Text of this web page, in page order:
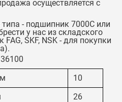
осуществляется с
- подшипник 7000C или
у нас из складского
SKF, NSK - для покупки
10
26